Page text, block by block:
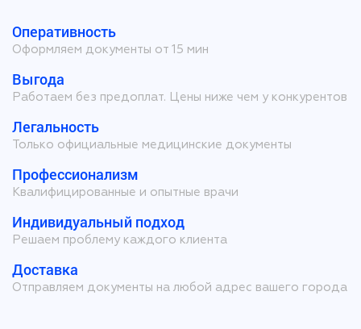
Оперативность
Оформляем документы от 15 мин
Выгода
Работаем без предоплат. Цены ниже чем у конкурентов
Легальность
Только официальные медицинские документы
Профессионализм
Квалифицированные и опытные врачи
Индивидуальный подход
Решаем проблему каждого клиента
Доставка
Отправляем документы на любой адрес вашего города